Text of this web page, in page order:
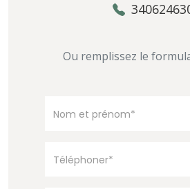
Ou remplissez le